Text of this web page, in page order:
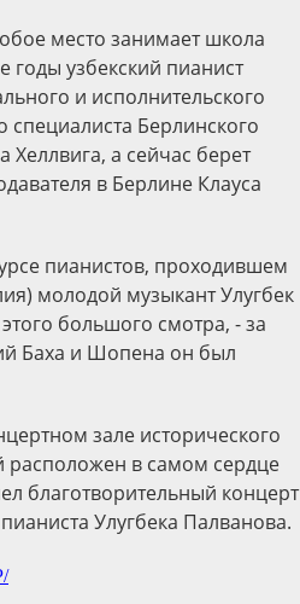
место занимает школа
узбекский пианист
и исполнительского
специалиста Берлинского
Хеллвига, а сейчас берет
в Берлине Клауса
пианистов, проходившем
молодой музыкант Улугбек
большого смотра, - за
Баха и Шопена он был
зале исторического
в самом сердце
благотворительный концерт
Улугбека Палванова.